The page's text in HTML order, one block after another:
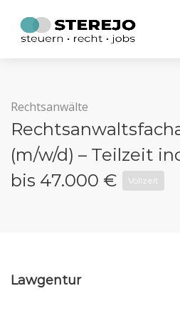
Rechtsanwälte
(m/w/d) – Teilzeit
bis 47.000 €
Vollzeit
Lawgentur